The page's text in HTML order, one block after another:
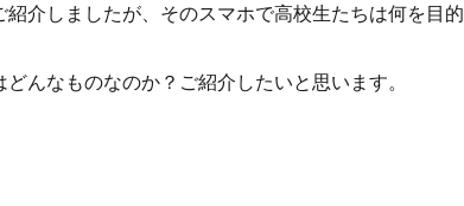
紹介しましたが、そのスマホで高校生たちは何を目的
んなものなのか？ご紹介したいと思います。